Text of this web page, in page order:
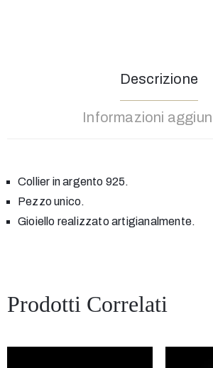
Descrizione
Informazioni
Collier in argento 925.
Pezzo unico.
Gioiello realizzato artigianalmente.
Prodotti Correlati